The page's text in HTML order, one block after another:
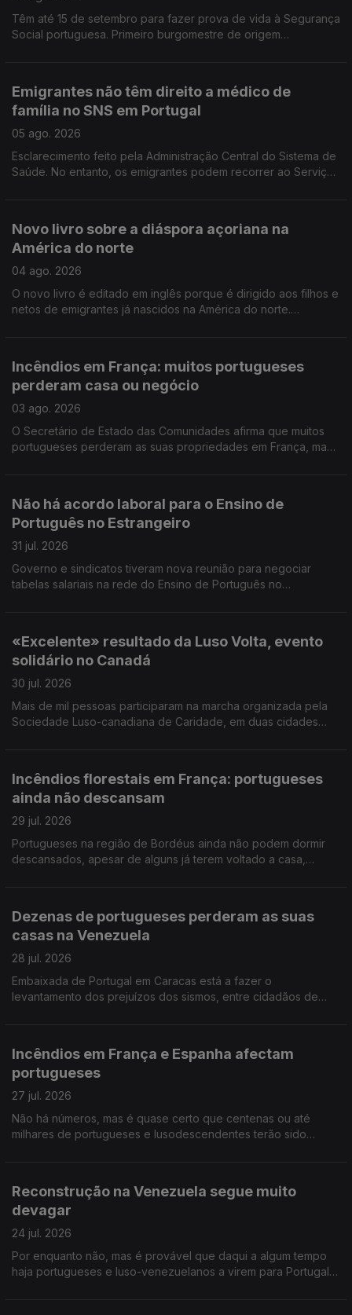
Têm até 15 de setembro para fazer prova de vida à Segurança
Social portuguesa. Primeiro burgomestre de origem
Emigrantes não têm direito a médico de
família no SNS em Portugal
05 ago. 2026
Esclarecimento feito pela Administração Central do Sistema de
Saúde. No entanto, os emigrantes podem recorrer ao Serviço
Novo livro sobre a diáspora açoriana na
América do norte
04 ago. 2026
O novo livro é editado em inglês porque é dirigido aos filhos e
netos de emigrantes já nascidos na América do norte.
Incêndios em França: muitos portugueses
perderam casa ou negócio
03 ago. 2026
O Secretário de Estado das Comunidades afirma que muitos
portugueses perderam as suas propriedades em França, mas
Não há acordo laboral para o Ensino de
Português no Estrangeiro
31 jul. 2026
Governo e sindicatos tiveram nova reunião para negociar
tabelas salariais na rede do Ensino de Português no
«Excelente» resultado da Luso Volta, evento
solidário no Canadá
30 jul. 2026
Mais de mil pessoas participaram na marcha organizada pela
Sociedade Luso-canadiana de Caridade, em duas cidades
Incêndios florestais em França: portugueses
ainda não descansam
29 jul. 2026
Portugueses na região de Bordéus ainda não podem dormir
descansados, apesar de alguns já terem voltado a casa,
Dezenas de portugueses perderam as suas
casas na Venezuela
28 jul. 2026
Embaixada de Portugal em Caracas está a fazer o
levantamento dos prejuízos dos sismos, entre cidadãos de
Incêndios em França e Espanha afectam
portugueses
27 jul. 2026
Não há números, mas é quase certo que centenas ou até
milhares de portugueses e lusodescendentes terão sido
Reconstrução na Venezuela segue muito
devagar
24 jul. 2026
Por enquanto não, mas é provável que daqui a algum tempo
haja portugueses e luso-venezuelanos a virem para Portugal,